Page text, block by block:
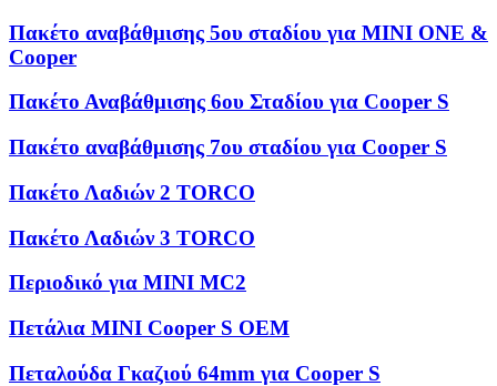
Πακέτο αναβάθμισης 5ου σταδίου για MINI ONE &
Cooper
Πακέτο Αναβάθμισης 6ου Σταδίου για Cooper S
Πακέτο αναβάθμισης 7ου σταδίου για Cooper S
Πακέτο Λαδιών 2 TORCO
Πακέτο Λαδιών 3 TORCO
Περιοδικό για MINI MC2
Πετάλια MINI Cooper S OEM
Πεταλούδα Γκαζιού 64mm για Cooper S